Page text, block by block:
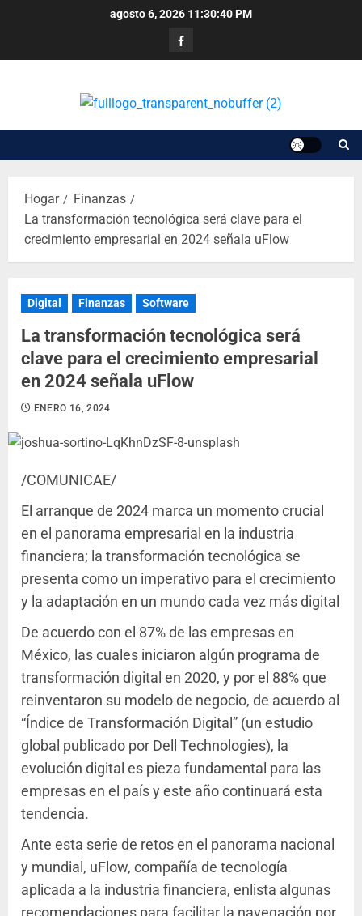
agosto 6, 2026 11:30:40 PM
Hogar
Finanzas
La transformación tecnológica será clave para el
crecimiento empresarial en 2024 señala uFlow
Digital Finanzas Software
La transformación tecnológica será
clave para el crecimiento empresarial
en 2024 señala uFlow
ENERO 16, 2024
/COMUNICAE/
El arranque de 2024 marca un momento crucial
en el panorama empresarial en la industria
financiera; la transformación tecnológica se
presenta como un imperativo para el crecimiento
y la adaptación en un mundo cada vez más digital
De acuerdo con el 87% de las empresas en
México, las cuales iniciaron algún programa de
transformación digital en 2020, y por el 88% que
reinventaron su modelo de negocio, de acuerdo al
“Índice de Transformación Digital” (un estudio
global publicado por Dell Technologies), la
evolución digital es pieza fundamental para las
empresas en el país y este año continuará esta
tendencia.
Ante esta serie de retos en el panorama nacional
y mundial, uFlow, compañía de tecnología
aplicada a la industria financiera, enlista algunas
recomendaciones para facilitar la navegación por